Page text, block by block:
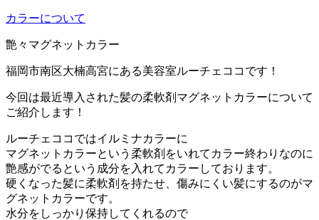
カラーについて
艶々マグネットカラー
福岡市南区大楠高宮にある美容室ルーチェココです！
今回は最近導入された髪の柔軟剤マグネットカラーについて
ご紹介します！
ルーチェココではイルミナカラーに
マグネットカラーという柔軟剤をいれてカラー終わりなのに
艶感がでるという成分を入れてカラーしております。
硬くなった髪に柔軟剤を持たせ、傷みにくい髪にするのがマ
グネットカラーです。
水分をしっかり保持してくれるので